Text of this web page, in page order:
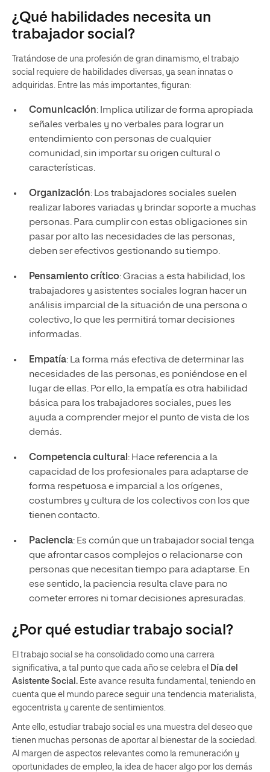
¿Qué habilidades necesita un
trabajador social?
Tratándose de una profesión de gran dinamismo, el trabajo
social requiere de habilidades diversas, ya sean innatas o
adquiridas. Entre las más importantes, figuran:
Comunicación: Implica utilizar de forma apropiada
señales verbales y no verbales para lograr un
entendimiento con personas de cualquier
comunidad, sin importar su origen cultural o
características.
Organización: Los trabajadores sociales suelen
realizar labores variadas y brindar soporte a muchas
personas. Para cumplir con estas obligaciones sin
pasar por alto las necesidades de las personas,
deben ser efectivos gestionando su tiempo.
Pensamiento crítico: Gracias a esta habilidad, los
trabajadores y asistentes sociales logran hacer un
análisis imparcial de la situación de una persona o
colectivo, lo que les permitirá tomar decisiones
informadas.
Empatía: La forma más efectiva de determinar las
necesidades de las personas, es poniéndose en el
lugar de ellas. Por ello, la empatía es otra habilidad
básica para los trabajadores sociales, pues les
ayuda a comprender mejor el punto de vista de los
demás.
Competencia cultural : Hace referencia a la
capacidad de los profesionales para adaptarse de
forma respetuosa e imparcial a los orígenes,
costumbres y cultura de los colectivos con los que
tienen contacto.
Paciencia: Es común que un trabajador social tenga
que afrontar casos complejos o relacionarse con
personas que necesitan tiempo para adaptarse. En
ese sentido, la paciencia resulta clave para no
cometer errores ni tomar decisiones apresuradas.
¿Por qué estudiar trabajo social?
El trabajo social se ha consolidado como una carrera
significativa, a tal punto que cada año se celebra el Día del
Asistente Social. Este avance resulta fundamental, teniendo en
cuenta que el mundo parece seguir una tendencia materialista,
egocentrista y carente de sentimientos.
Ante ello, estudiar trabajo social es una muestra del deseo que
tienen muchas personas de aportar al bienestar de la sociedad.
Al margen de aspectos relevantes como la remuneración y
oportunidades de empleo, la idea de hacer algo por los demás